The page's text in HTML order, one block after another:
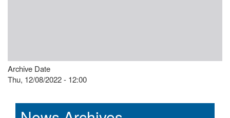
Archive Date
Thu, 12/08/2022 - 12:00